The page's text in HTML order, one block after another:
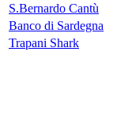
S.Bernardo Cantù
Banco di Sardegna
Trapani Shark